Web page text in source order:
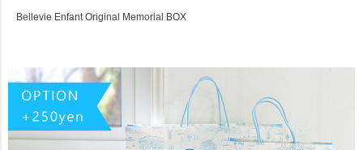
Bellevie Enfant Original Memorial BOX